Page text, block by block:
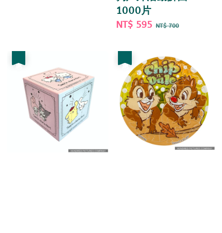
1000片
Sale
NT$ 595 Regular
NT$ 700